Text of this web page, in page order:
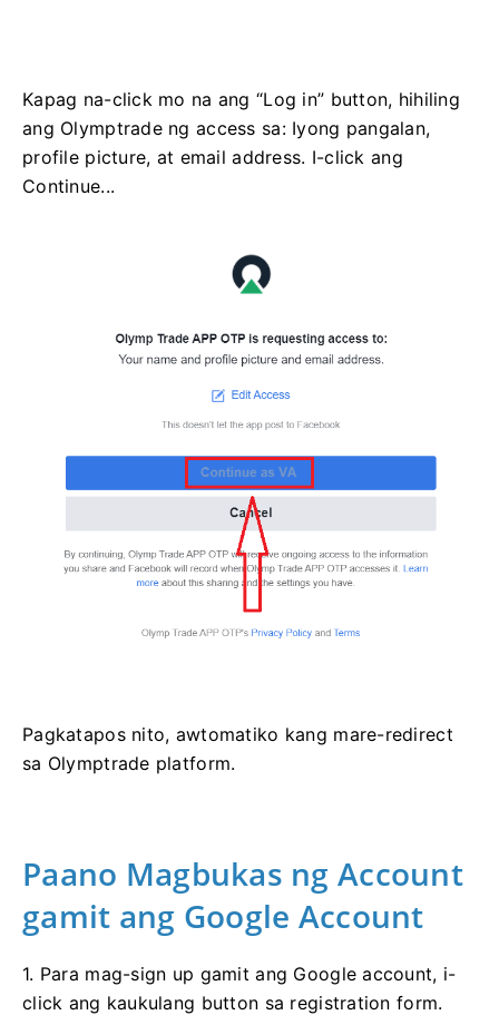
Kapag na-click mo na ang “Log in” button, hihiling
ang Olymptrade ng access sa: Iyong pangalan,
profile picture, at email address. I-click ang
Continue...
Pagkatapos nito, awtomatiko kang mare-redirect
sa Olymptrade platform.
Paano Magbukas ng Account
gamit ang Google Account
1. Para mag-sign up gamit ang Google account, i-
click ang kaukulang button sa registration form.